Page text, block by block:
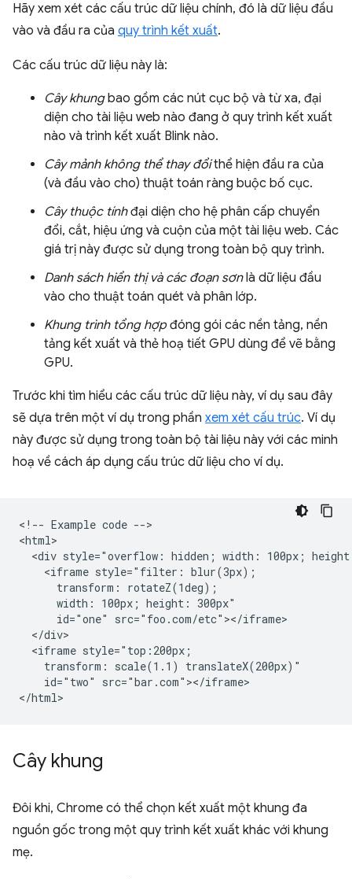
Hãy xem xét các cấu trúc dữ liệu chính, đó là dữ liệu đầu
vào và đầu ra của quy trình kết xuất.
Các cấu trúc dữ liệu này là:
Cây khungbao gồm các nút cục bộ và từ xa, đại
diện cho tài liệu web nào đang ở quy trình kết xuất
nào và trình kết xuất Blink nào.
Cây mảnh không thể thay đổithể hiện đầu ra của
(và đầu vào cho) thuật toán ràng buộc bố cục.
Cây thuộc tínhđại diện cho hệ phân cấp chuyển
đổi, cắt, hiệu ứng và cuộn của một tài liệu web. Các
giá trị này được sử dụng trong toàn bộ quy trình.
Danh sách hiển thị và các đoạn sơnlà dữ liệu đầu
vào cho thuật toán quét và phân lớp.
Khung trình tổng hợpđóng gói các nền tảng, nền
tảng kết xuất và thẻ hoạ tiết GPU dùng để vẽ bằng
GPU.
Trước khi tìm hiểu các cấu trúc dữ liệu này, ví dụ sau đây
sẽ dựa trên một ví dụ trong phần xem xét cấu trúc. Ví dụ
này được sử dụng trong toàn bộ tài liệu này với các minh
hoạ về cách áp dụng cấu trúc dữ liệu cho ví dụ.
<!-- Example code -->
<html>
<div style="overflow: hidden; width: 100px;
    <iframe style="filter: blur(3px);
      transform: rotateZ(1deg);
      width: 100px; height: 300px"
      id="one" src="foo.com/etc"></iframe>
  </div>
  <iframe style="top:200px;
    transform: scale(1.1) translateX(200px)"
    id="two" src="bar.com"></iframe>
Cây khung
Đôi khi, Chrome có thể chọn kết xuất một khung đa
nguồn gốc trong một quy trình kết xuất khác với khung
mẹ.